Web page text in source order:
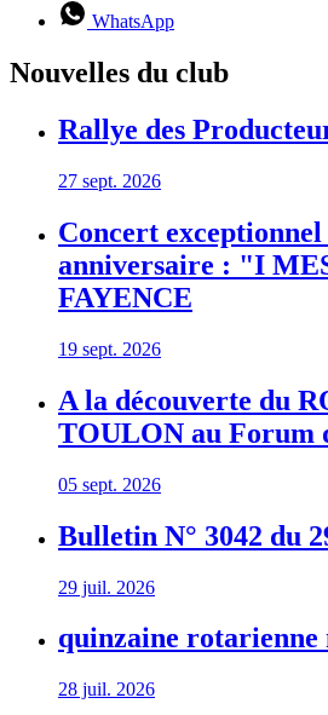
WhatsApp
Nouvelles du club
Rallye des
27 sept. 2026
Concert exceptionnel
anniversaire : "I
FAYENCE
19 sept. 2026
A la découverte du
TOULON au Forum
05 sept. 2026
Bulletin N° 3042 du
29 juil. 2026
quinzaine rotarienne
28 juil. 2026